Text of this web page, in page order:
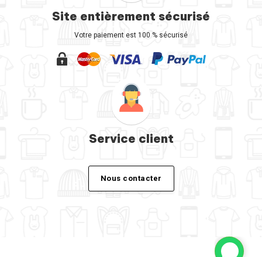
Site entièrement sécurisé
Votre paiement est 100 % sécurisé
Service client
Nous contacter